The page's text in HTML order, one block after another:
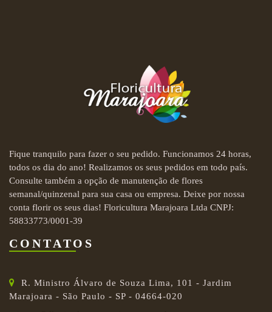
Fique tranquilo para fazer o seu pedido. Funcionamos 24 horas,
todos os dia do ano! Realizamos os seus pedidos em todo país.
Consulte também a opção de manutenção de flores
semanal/quinzenal para sua casa ou empresa. Deixe por nossa
conta florir os seus dias! Floricultura Marajoara Ltda CNPJ:
58833773/0001-39
CONTATOS
R. Ministro Álvaro de Souza Lima, 101 - Jardim
Marajoara - São Paulo - SP - 04664-020